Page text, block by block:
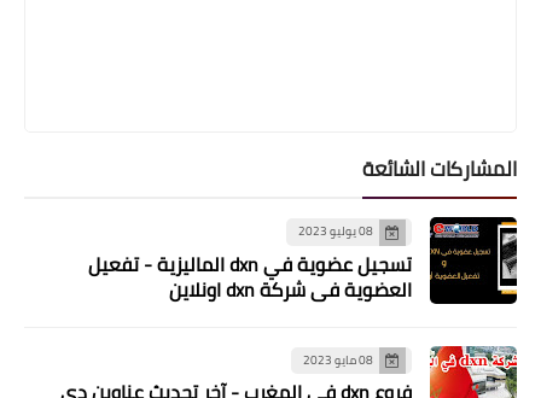
المشاركات الشائعة
08 يوليو 2023
تسجيل عضوية في dxn الماليزية - تفعيل
العضوية في شركة dxn اونلاين
08 مايو 2023